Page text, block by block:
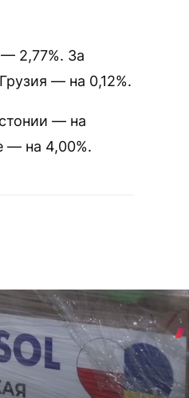
2,77%. За
— на 0,12%.
— на
— на 4,00%.